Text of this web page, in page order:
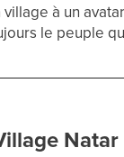
à un
le peuple
Natar